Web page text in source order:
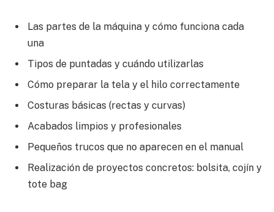
Las partes de la máquina y cómo funciona cada
una
Tipos de puntadas y cuándo utilizarlas
Cómo preparar la tela y el hilo correctamente
Costuras básicas (rectas y curvas)
Acabados limpios y profesionales
Pequeños trucos que no aparecen en el manual
Realización de proyectos concretos: bolsita, cojín y
tote bag